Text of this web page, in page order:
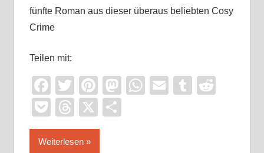
fünfte Roman aus dieser überaus beliebten Cosy
Crime
Teilen mit:
Facebook
TwitterPinterest
Mastodon
WhatsApp
EmailTumblr
PocketThreads
X
Weiterlesen